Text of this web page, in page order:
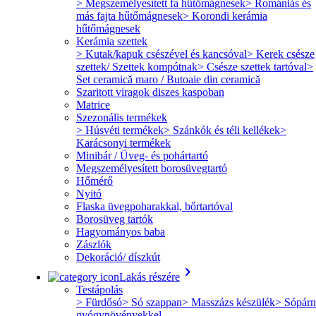
> Megszemélyesített fa hűtőmágnesek> Romániás és
más fajta hűtőmágnesek> Korondi kerámia
hűtőmágnesek
Kerámia szettek
> Kutak/kapuk csészével és kancsóval> Kerek csésze
szettek/ Szettek kompótnak> Csésze szettek tartóval>
Set ceramică maro / Butoaie din ceramică
Szaritott viragok diszes kaspoban
Matrice
Szezonális termékek
> Húsvéti termékek> Szánkók és téli kellékek>
Karácsonyi termékek
Minibár / Üveg- és pohártartó
Megszemélyesített borosüvegtartó
Hőmérő
Nyitó
Flaska üvegpoharakkal, bőrtartóval
Borosüveg tartók
Hagyományos baba
Zászlók
Dekoráció/ díszkút
Lakás részére keyboard_arrow_right
Testápolás
> Fürdősó> Só szappan> Masszázs készülék>